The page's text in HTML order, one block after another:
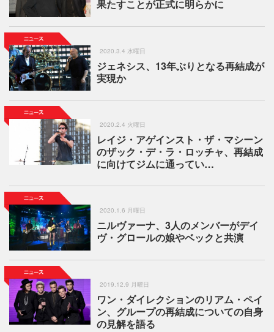
果たすことが正式に明らかに
2020.3.4 水曜日
ジェネシス、13年ぶりとなる再結成が
実現か
2020.2.4 火曜日
レイジ・アゲインスト・ザ・マシーン
のザック・デ・ラ・ロッチャ、再結成
に向けてジムに通ってい…
2020.1.6 月曜日
ニルヴァーナ、3人のメンバーがデイ
ヴ・グロールの娘やベックと共演
2019.12.9 月曜日
ワン・ダイレクションのリアム・ペイ
ン、グループの再結成についての自身
の見解を語る